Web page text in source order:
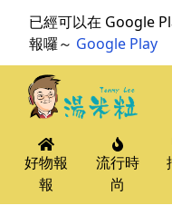
已經可以在 Google
報囉～ Google Play
好物報
報
流行時
尚